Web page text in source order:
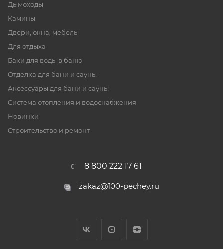
Дымоходы
Камины
Двери, окна, мебель
Для отдыха
Баки для воды в баню
Отделка для бани и сауны
Аксессуары для бани и сауны
Система отопления и водоснабжения
Новинки
Строительство и ремонт
8 800 222 17 61
zakaz@100-pechey.ru